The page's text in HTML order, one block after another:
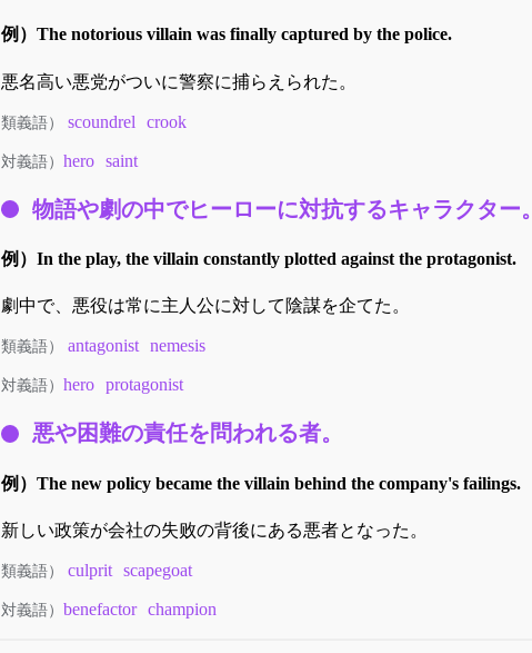
例） The notorious villain was finally captured by the police.
悪名高い悪党がついに警察に捕らえられた。
類義語） scoundrel crook
対義語） hero saint
物語や劇の中でヒーローに対抗するキャラクター。
例） In the play, the villain constantly plotted against the protagonist.
劇中で、悪役は常に主人公に対して陰謀を企てた。
類義語） antagonist nemesis
対義語） hero protagonist
悪や困難の責任を問われる者。
例） The new policy became the villain behind the company's failings.
新しい政策が会社の失败の背後にある悪者となった。
類義語） culprit scapegoat
対義語） benefactor champion